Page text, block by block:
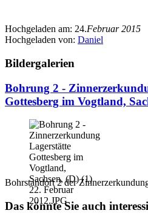
Hochgeladen am: 24.Februar 2015
Hochgeladen von: Daniel
Bildergalerien
Bohrung 2 -
Gottesberg im Vogtland,
Bohrstandort 2 der
Das könnte Sie auch